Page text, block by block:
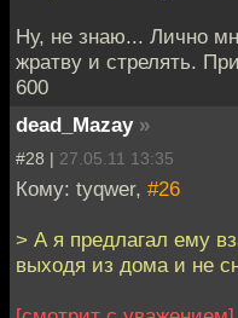
Ну, не знаю... Лично
жратву и стрелять.
600
dead_Mazay »
#28 | 27.05.11 13:35
Кому: tyqwer, #26
> А я предлагал ему
выходя из дома и не